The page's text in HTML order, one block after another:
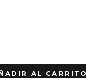
AL